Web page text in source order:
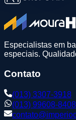
Especialistas em
especiais.
Contato
(013) 3307-3918
(013) 99608-8408